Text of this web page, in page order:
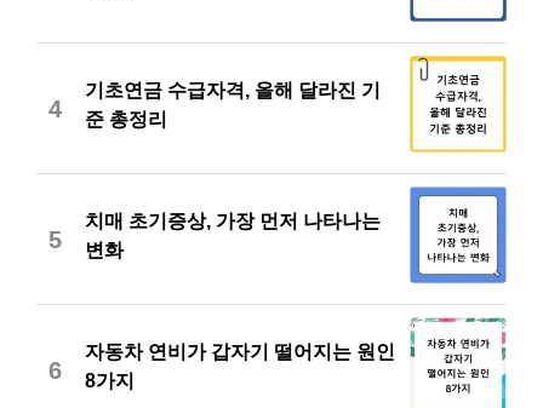
4
기초연금 수급자격, 올해 달라진 기
준 총정리
5
치매 초기증상, 가장 먼저 나타나는
변화
6
자동차 연비가 갑자기 떨어지는 원인
8가지